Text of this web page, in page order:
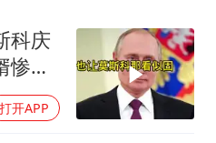
商场现钱学森巨幅海报 负责人回应
民健身 共筑健康中国
科庆
惨
打开APP